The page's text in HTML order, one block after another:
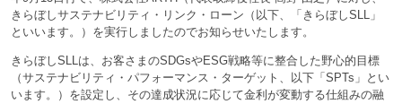
きらぼしサステナビリティ・リンク・ローン（以下、「きらぼしSLL」
といいます。）を実行しましたのでお知らせいたします。
きらぼしSLLは、お客さまのSDGsやESG戦略等に整合した野心的目標
（サステナビリティ・パフォーマンス・ターゲット、以下「SPTs」とい
います。）を設定し、その達成状況に応じて金利が変動する仕組みの融